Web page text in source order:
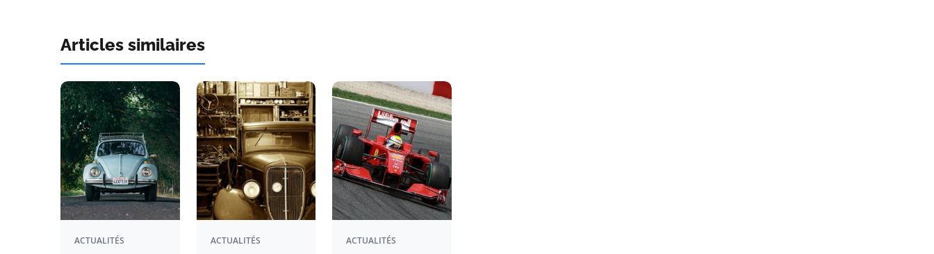
Articles similaires
ACTUALITÉS ACTUALITÉS ACTUALITÉS